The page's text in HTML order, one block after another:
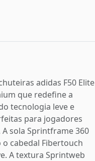
adidas F50 Elite
que redefine a
tecnologia leve e
para jogadores
sola Sprintframe 360
cabedal Fibertouch
A textura Sprintweb